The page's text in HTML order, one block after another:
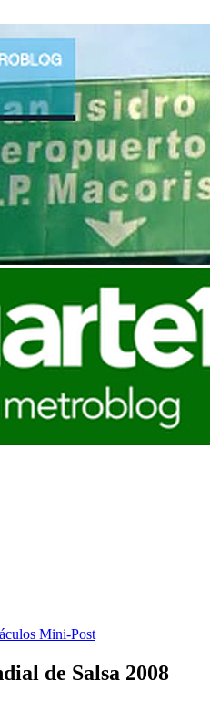
Mini-Post
de Salsa 2008